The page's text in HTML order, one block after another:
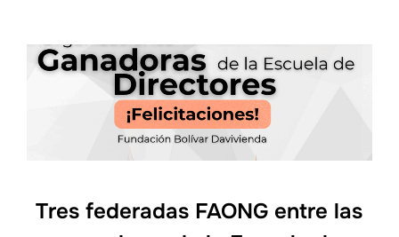
Tres federadas FAONG entre las